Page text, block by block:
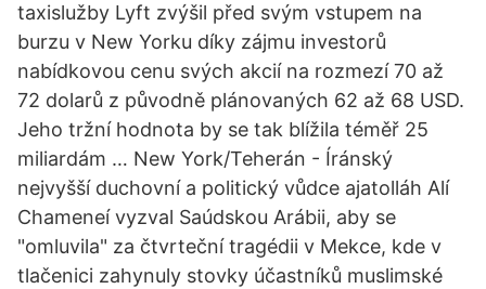
taxislužby Lyft zvýšil před svým vstupem na
burzu v New Yorku díky zájmu investorů
nabídkovou cenu svých akcií na rozmezí 70 až
72 dolarů z původně plánovaných 62 až 68 USD.
Jeho tržní hodnota by se tak blížila téměř 25
miliardám … New York/Teherán - Íránský
nejvyšší duchovní a politický vůdce ajatolláh Alí
Chameneí vyzval Saúdskou Arábii, aby se
"omluvila" za čtvrteční tragédii v Mekce, kde v
tlačenici zahynuly stovky účastníků muslimské